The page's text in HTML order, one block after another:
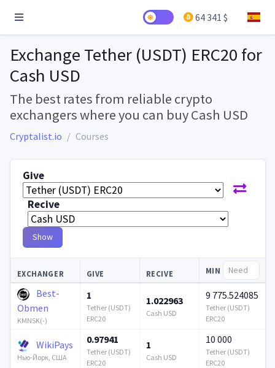
64 341 $
Exchange Tether (USDT) ERC20 for
Cash USD
The best rates from reliable crypto
exchangers where you can buy Cash USD
Cryptalist.io Courses
Give
Recive
Show
EXCHANGER GIVE RECIVE MIN
Best-
Obmen
KMNSK(-)
1
Tether (USDT)
ERC20
1.022963
Cash USD
9 775.524085
Tether (USDT)
ERC20
WikiPays
Нью-Йорк, США
0.97941
Tether (USDT)
ERC20
1
Cash USD
10 000
Tether (USDT)
ERC20